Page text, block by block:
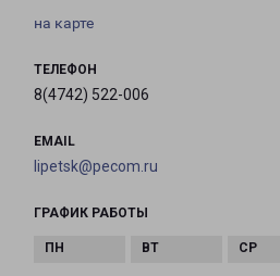
на карте
ТЕЛЕФОН
8(4742) 522-006
EMAIL
lipetsk@pecom.ru
ГРАФИК РАБОТЫ